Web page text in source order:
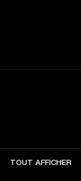
TOUT AFFICHER